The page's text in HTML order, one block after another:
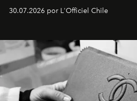
Dubray, la responsable de
Latinoamérica, sobre identidad,
30.07.2026 por L'Officiel Chile